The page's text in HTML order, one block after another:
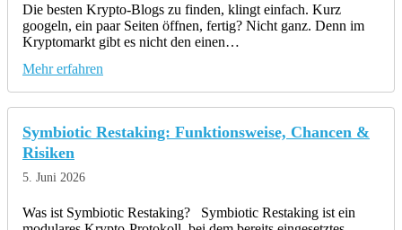
Die besten Krypto-Blogs zu finden, klingt einfach. Kurz
googeln, ein paar Seiten öffnen, fertig? Nicht ganz. Denn im
Kryptomarkt gibt es nicht den einen…
Mehr erfahren
Symbiotic Restaking: Funktionsweise, Chancen &
Risiken
5. Juni 2026
Was ist Symbiotic Restaking? Symbiotic Restaking ist ein